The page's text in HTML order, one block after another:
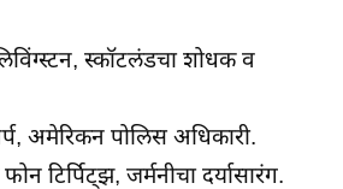
स्कॉटलंडचा शोधक व
अमेरिकन पोलिस अधिकारी.
टिर्पिट्झ, जर्मनीचा दर्यासारंग.